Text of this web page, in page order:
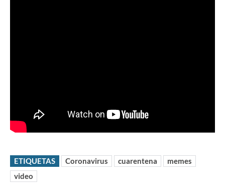
ETIQUETAS Coronavirus cuarentena
memes
video